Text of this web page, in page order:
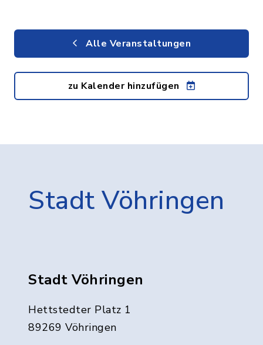
Alle Veranstaltungen
zu Kalender hinzufügen
Stadt Vöhringen
Stadt Vöhringen
Hettstedter Platz 1
89269 Vöhringen